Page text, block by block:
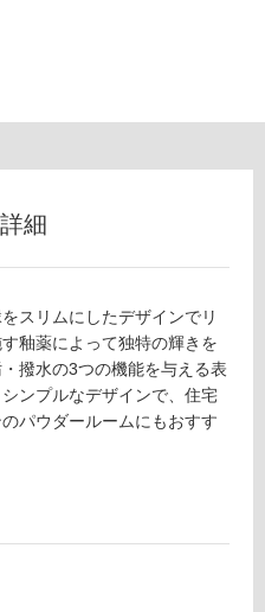
細
スリムにしたデザインでリ
釉薬によって独特の輝きを
撥水の3つの機能を与える表
ンプルなデザインで、住宅
パウダールームにもおすす